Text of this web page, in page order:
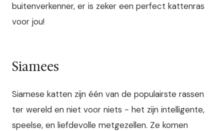
buitenverkenner, er is zeker een perfect kattenras
voor jou!
Siamees
Siamese katten zijn één van de populairste rassen
ter wereld en niet voor niets - het zijn intelligente,
speelse, en liefdevolle metgezellen. Ze komen